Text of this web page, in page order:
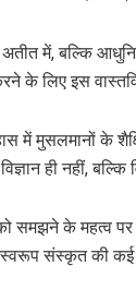
में, बल्कि
के लिए इस
में मुसलमानों के
ही नहीं,
समझने के महत्व पर
संस्कृत की कई